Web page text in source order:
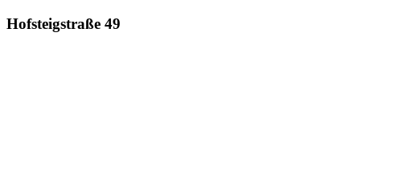
Hofsteigstraße 49